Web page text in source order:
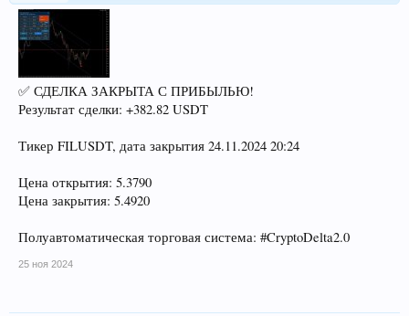
✅ СДЕЛКА ЗАКРЫТА С ПРИБЫЛЬЮ!
Результат сделки: +382.82 USDT
Тикер FILUSDT, дата закрытия 24.11.2024 20:24
Цена открытия: 5.3790
Цена закрытия: 5.4920
Полуавтоматическая торговая система: #CryptoDelta2.0
25 ноя 2024